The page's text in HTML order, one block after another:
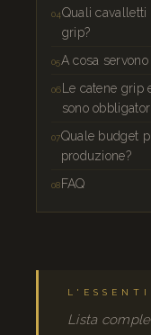
Quali
grip?
A cosa
Le catene
sono
Quale budget
produzione?
FAQ
Lista